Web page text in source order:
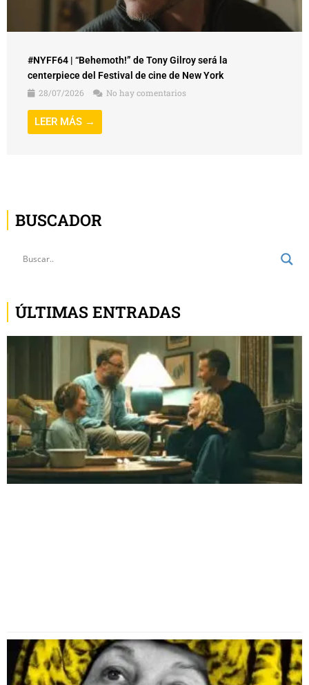
#NYFF64 | “Behemoth!” de Tony Gilroy será la
centerpiece del Festival de cine de New York
28/07/2026
No hay comentarios
LEER MÁS →
BUSCADOR
ÚLTIMAS ENTRADAS